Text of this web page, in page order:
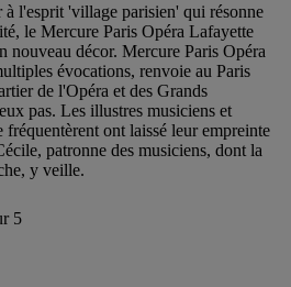
à l'esprit 'village parisien' qui résonne
le Mercure Paris Opéra Lafayette
nouveau décor. Mercure Paris Opéra
évocations, renvoie au Paris
de l'Opéra et des Grands
pas. Les illustres musiciens et
ont laissé leur empreinte
patronne des musiciens, dont la
y veille.
5